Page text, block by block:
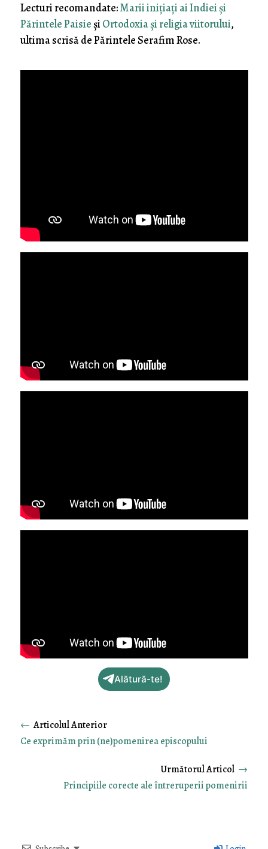
Lecturi recomandate:Marii inițiați ai Indiei și
Părintele Paisieși Ortodoxia și religia viitorului,
ultima scrisă de Părintele Serafim Rose.
Alătură-te!
←
Ce exprimăm prin (ne)pomenirea episcopului
Principiile corecte ale întreruperii pomenirii
→